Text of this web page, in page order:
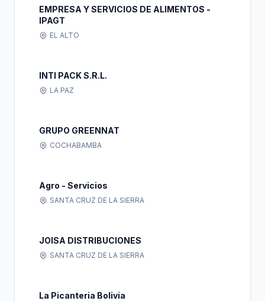
EMPRESA Y SERVICIOS DE ALIMENTOS -
IPAGT
EL ALTO
INTI PACK S.R.L.
LA PAZ
GRUPO GREENNAT
COCHABAMBA
Agro - Servicios
SANTA CRUZ DE LA SIERRA
JOISA DISTRIBUCIONES
SANTA CRUZ DE LA SIERRA
La Picanteria Bolivia